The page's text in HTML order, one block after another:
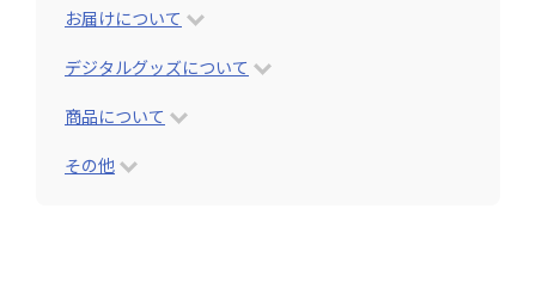
お届けについて
デジタルグッズについて
商品について
その他